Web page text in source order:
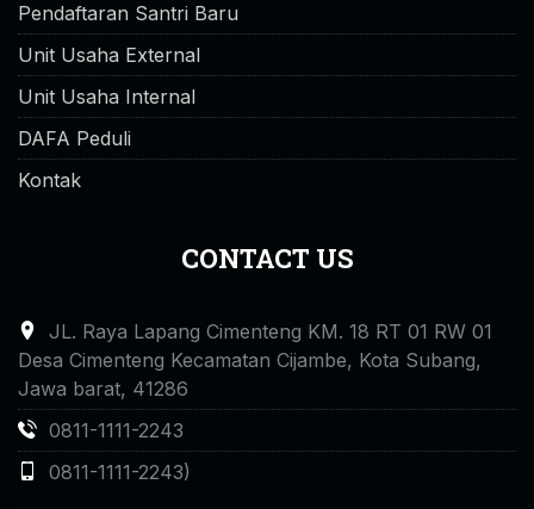
Pendaftaran Santri Baru
Unit Usaha External
Unit Usaha Internal
DAFA Peduli
Kontak
CONTACT US
JL. Raya Lapang Cimenteng KM. 18 RT 01 RW 01
Desa Cimenteng Kecamatan Cijambe, Kota Subang,
Jawa barat, 41286
0811-1111-2243
0811-1111-2243)